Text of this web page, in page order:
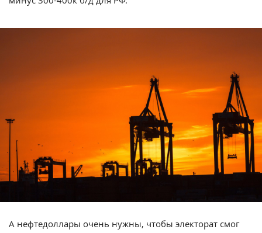
А нефтедоллары очень нужны, чтобы электорат смог